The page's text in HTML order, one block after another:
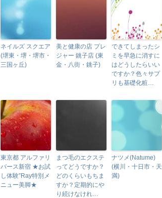
ネイルズ スクエア
(堺東・堺・堺市・
三国ヶ丘)
美と健康の店 プレ
ジャー 銚子店 (東
金・八街・銚子)
できてしまったシ
ミを早急に消すに
はどうしたらいい
ですか？色々サプ
リも基礎化粧…
東京都 アルファリ
バース新宿 ★お試
し体験”Ray特別メ
ニュー美脚★
まつ毛のエクステ
ってどうですか？
どのくらいもちま
すか？定期的にや
り続けなけれ…
ナツメ(Natume)
(横川・十日市・天
満)